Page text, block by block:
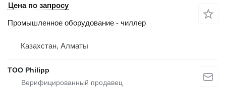
Цена по запросу
Промышленное оборудование - чиллер
Казахстан, Алматы
ТОО Philipp